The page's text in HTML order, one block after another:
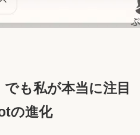
も私が本当に注目
の進化